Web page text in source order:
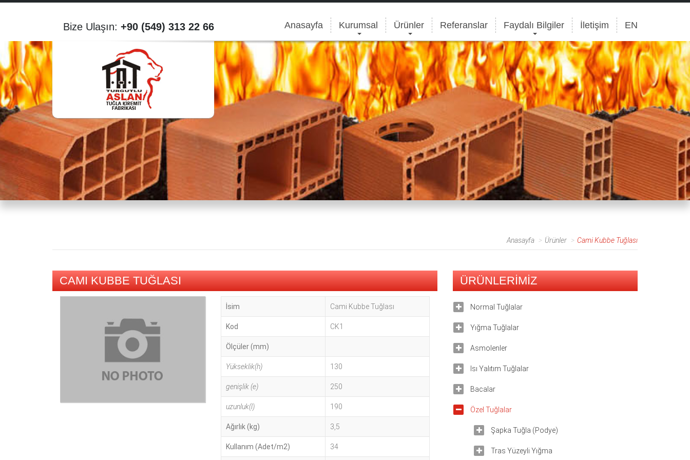
Bize Ulaşın: +90 (549) 313 22 66 Anasayfa Kurumsal Ürünler Referanslar Faydalı Bilgiler İletişim EN
Anasayfa Ürünler Cami Kubbe Tuğlası
ÜRÜNLERİMİZ
Normal Tuğlalar
Yığma Tuğlalar
Asmolenler
Isı Yalıtım Tuğlalar
Bacalar
Özel Tuğlalar
Şapka Tuğla (Podye)
Tras Yüzeyli Yığma
CAMI KUBBE TUĞLASI
İsim Cami Kubbe Tuğlası
Kod CK1
Ölçüler (mm)
Yükseklik(h) 130
genişlik (e) 250
uzunluk(l) 190
Ağırlık (kg) 3,5
Kullanım (Adet/m2) 34